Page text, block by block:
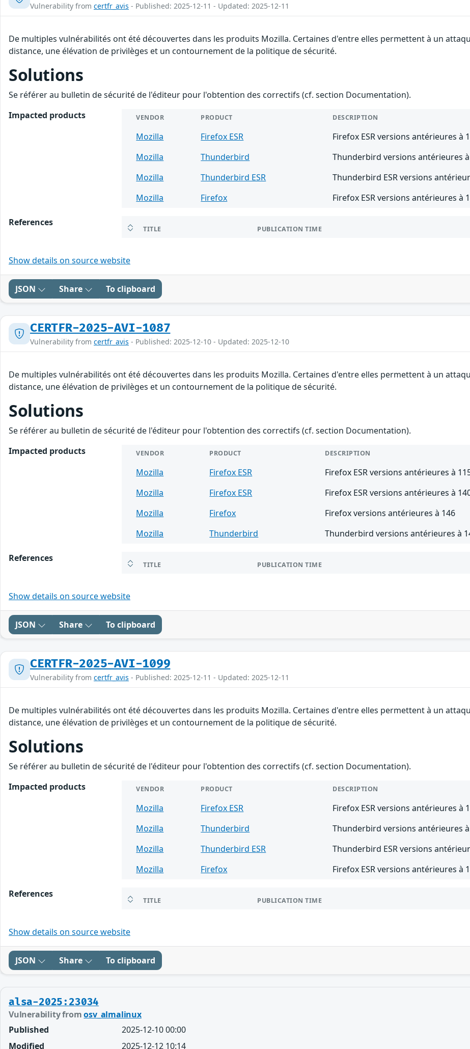
Vulnerability from certfr_avis - Published: 2025-12-11 - Updated: 2025-12-11
De multiples vulnérabilités ont été découvertes dans les produits Mozilla. Certaines d'entre elles permettent à un
distance, une élévation de privilèges et un contournement de la politique de sécurité.
Solutions
Se référer au bulletin de sécurité de l'éditeur pour l'obtention des correctifs (cf. section Documentation).
Impacted products
VENDOR PRODUCT DESCRIPTION
Mozilla Firefox ESR
Firefox ESR versions antérieures à
Mozilla
Thunderbird
Thunderbird versions antérieures
Mozilla
Thunderbird ESR
Thunderbird ESR versions
Mozilla
Firefox Firefox ESR versions antérieures à
References
TITLE PUBLICATION TIME
Show details on source website
JSON Share To clipboard
CERTFR-2025-AVI-1087
Vulnerability from certfr_avis - Published: 2025-12-10 - Updated: 2025-12-10
De multiples vulnérabilités ont été découvertes dans les produits Mozilla. Certaines d'entre elles permettent à un
distance, une élévation de privilèges et un contournement de la politique de sécurité.
Solutions
Se référer au bulletin de sécurité de l'éditeur pour l'obtention des correctifs (cf. section Documentation).
Impacted products
VENDOR PRODUCT DESCRIPTION
Mozilla Firefox ESR
Firefox ESR versions antérieures à
Mozilla
Firefox ESR
Firefox ESR versions antérieures à
Mozilla
Firefox
Firefox versions antérieures à 146
Mozilla
Thunderbird Thunderbird versions antérieures à
References
TITLE PUBLICATION TIME
Show details on source website
JSON Share To clipboard
CERTFR-2025-AVI-1099
Vulnerability from certfr_avis - Published: 2025-12-11 - Updated: 2025-12-11
De multiples vulnérabilités ont été découvertes dans les produits Mozilla. Certaines d'entre elles permettent à un
distance, une élévation de privilèges et un contournement de la politique de sécurité.
Solutions
Se référer au bulletin de sécurité de l'éditeur pour l'obtention des correctifs (cf. section Documentation).
Impacted products
VENDOR PRODUCT DESCRIPTION
Mozilla Firefox ESR
Firefox ESR versions antérieures à
Mozilla
Thunderbird
Thunderbird versions antérieures
Mozilla
Thunderbird ESR
Thunderbird ESR versions
Mozilla
Firefox Firefox ESR versions antérieures à
References
TITLE PUBLICATION TIME
Show details on source website
JSON Share To clipboard
alsa-2025:23034
Vulnerability fromosv_almalinux
Published
2025-12-10 00:00
Modified
2025-12-12 10:14